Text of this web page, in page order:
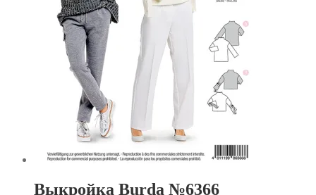
Выкройка Burda №6366